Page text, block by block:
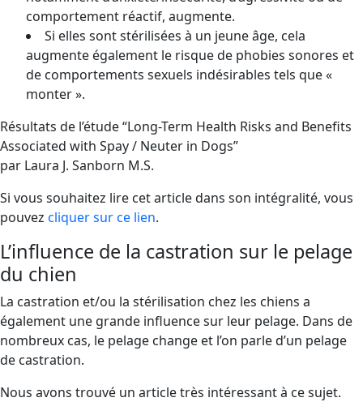
comportement réactif, augmente.
Si elles sont stérilisées à un jeune âge, cela
augmente également le risque de phobies sonores et
de comportements sexuels indésirables tels que «
monter ».
Résultats de l’étude “Long-Term Health Risks and Benefits
Associated with Spay / Neuter in Dogs”
par Laura J. Sanborn M.S.
Si vous souhaitez lire cet article dans son intégralité, vous
pouvez cliquer sur ce lien.
L’influence de la castration sur le pelage
du chien
La castration et/ou la stérilisation chez les chiens a
également une grande influence sur leur pelage. Dans de
nombreux cas, le pelage change et l’on parle d’un pelage
de castration.
Nous avons trouvé un article très intéressant à ce sujet.